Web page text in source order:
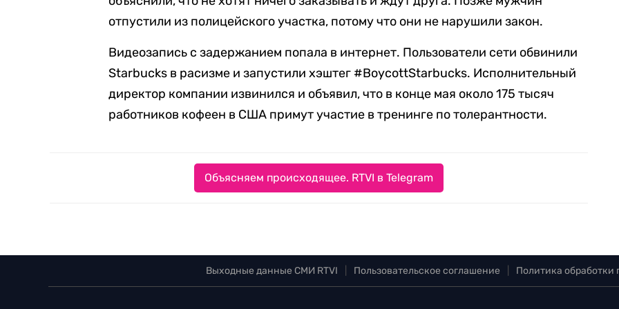
отпустили из полицейского участка, потому что они не нарушили закон.
Видеозапись с задержанием попала в интернет. Пользователи сети обвинили
Starbucks в расизме и запустили хэштег #BoycottStarbucks. Исполнительный
директор компании извинился и объявил, что в конце мая около 175 тысяч
работников кофеен в США примут участие в тренинге по толерантности.
Объясняем происходящее. RTVI в Telegram
Выходные данные СМИ RTVI Пользовательское соглашение Политика